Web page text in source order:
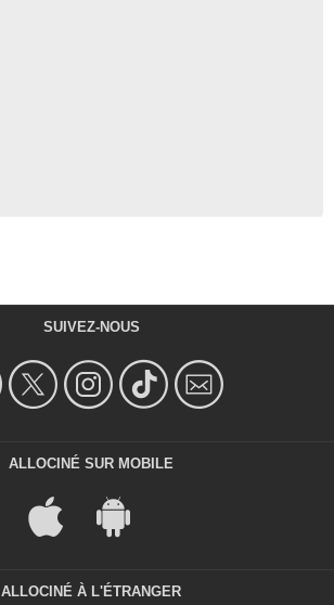
SUIVEZ-NOUS
ALLOCINÉ SUR MOBILE
ALLOCINÉ À L'ÉTRANGER